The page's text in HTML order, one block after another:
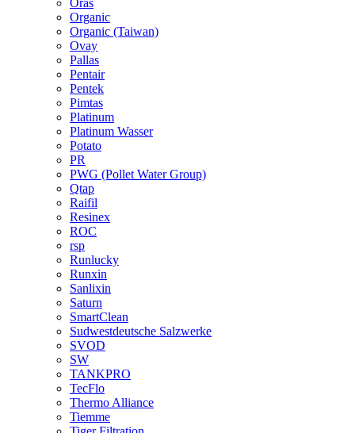
Oras
Organic
Organic (Taiwan)
Ovay
Pallas
Pentair
Pentek
Pimtas
Platinum
Platinum Wasser
Potato
PR
PWG (Pollet Water Group)
Qtap
Raifil
Resinex
ROC
rsp
Runlucky
Runxin
Sanlixin
Saturn
SmartClean
Sudwestdeutsche Salzwerke
SVOD
SW
TANKPRO
TecFlo
Thermo Alliance
Tiemme